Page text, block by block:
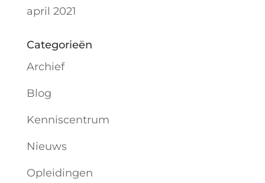
april 2021
Categorieën
Archief
Blog
Kenniscentrum
Nieuws
Opleidingen